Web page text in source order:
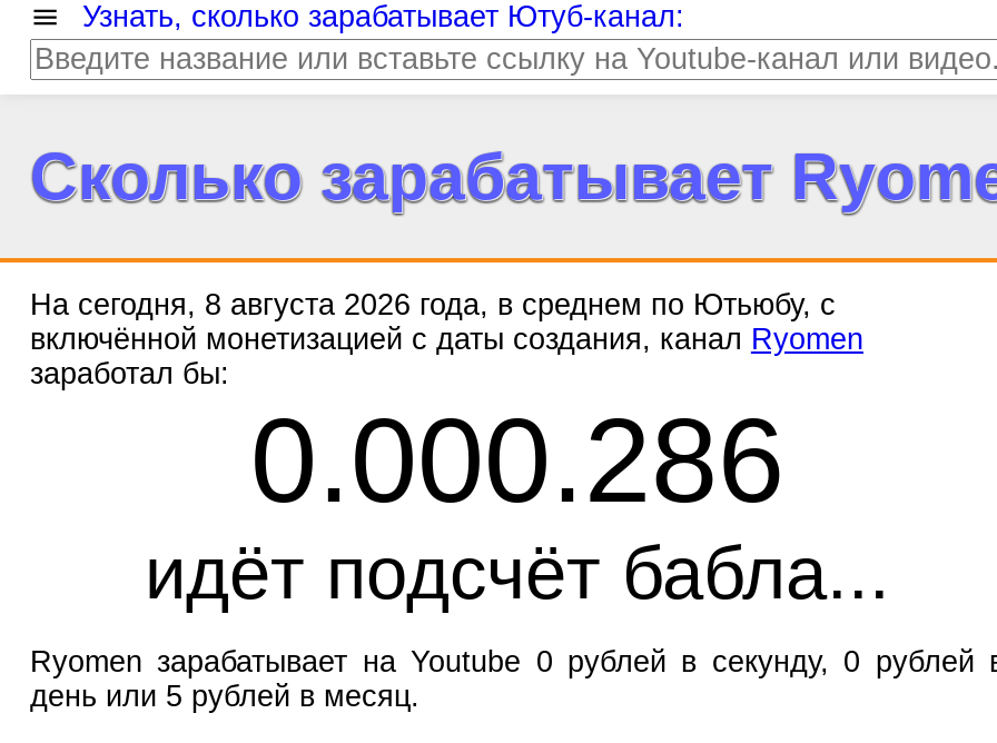
Узнать, сколько зарабатывает Ютуб-канал:
Сколько зарабатывает
На сегодня, 8 августа 2026 года, в среднем по Ютьюбу, с
включённой монетизацией с даты создания, канал Ryomen
заработал бы:
Ryomen зарабатывает на Youtube 0 рублей в секунду, 0 рублей
день или 5 рублей в месяц.